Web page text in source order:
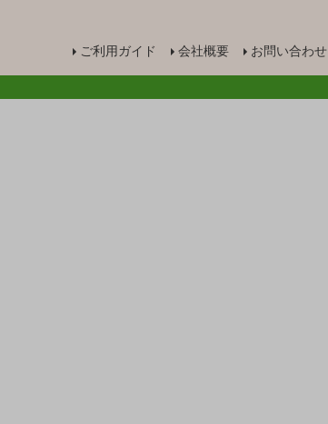
ご利用ガイド 会社概要 お問い合わせ